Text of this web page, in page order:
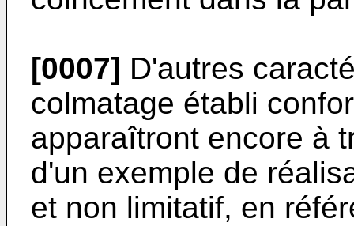
[0007] D'autres
colmatage établi
apparaîtront encore à
d'un exemple de
et non limitatif, en